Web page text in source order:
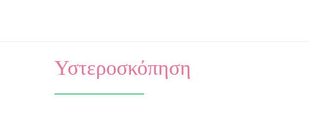
Υστεροσκόπηση